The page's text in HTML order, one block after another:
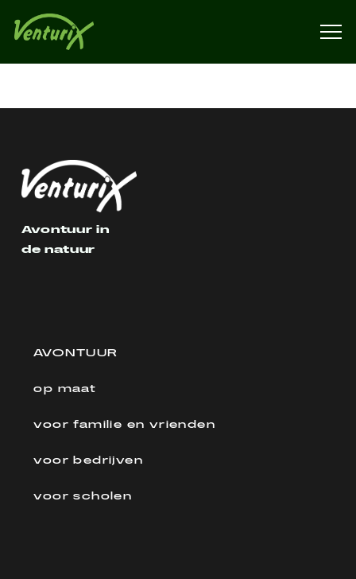
Avontuur in
de natuur
AVONTUUR
op maat
voor familie en vrienden
voor bedrijven
voor scholen